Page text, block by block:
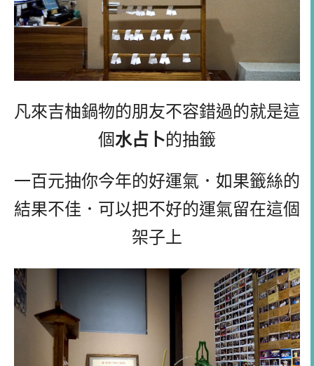
凡來吉柚鍋物的朋友不容錯過的就是這
個水占卜的抽籤
一百元抽你今年的好運氣．如果籤絲的
結果不佳．可以把不好的運氣留在這個
架子上